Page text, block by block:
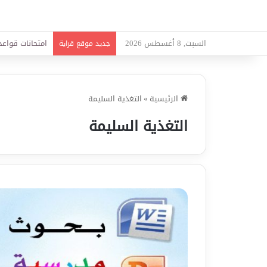
السبت, 8 أغسطس 2026 جديد موقع قراية امتحانات
الرئيسية »التغذية السليمة
التغذية السليمة